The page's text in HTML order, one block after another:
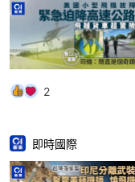
2
即時國際